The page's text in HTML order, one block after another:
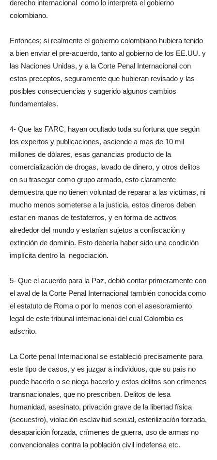
derecho internacional como lo interpreta el gobierno
colombiano.
Entonces; si realmente el gobierno colombiano hubiera tenido
a bien enviar el pre-acuerdo, tanto al gobierno de los EE.UU. y
las Naciones Unidas, y a la Corte Penal Internacional con
estos preceptos, seguramente que hubieran revisado y las
posibles consecuencias y sugerido algunos cambios
fundamentales.
4- Que las FARC, hayan ocultado toda su fortuna que según
los expertos y publicaciones, asciende a mas de 10 mil
millones de dólares, esas ganancias producto de la
comercialización de drogas, lavado de dinero, y otros delitos
en su trasegar como grupo armado, esto claramente
demuestra que no tienen voluntad de reparar a las victimas, ni
mucho menos someterse a la justicia, estos dineros deben
estar en manos de testaferros, y en forma de activos
alrededor del mundo y estarían sujetos a confiscación y
extinción de dominio. Esto debería haber sido una condición
implícita dentro la negociación.
5- Que el acuerdo para la Paz, debió contar primeramente con
el aval de la Corte Penal Internacional también conocida como
el estatuto de Roma o por lo menos con el asesoramiento
legal de este tribunal internacional del cual Colombia es
adscrito.
La Corte penal Internacional se estableció precisamente para
este tipo de casos, y es juzgar a individuos, que su país no
puede hacerlo o se niega hacerlo y estos delitos son crímenes
transnacionales, que no prescriben. Delitos de lesa
humanidad, asesinato, privación grave de la libertad física
(secuestro), violación esclavitud sexual, esterilización forzada,
desaparición forzada, crímenes de guerra, uso de armas no
convencionales contra la población civil indefensa etc.